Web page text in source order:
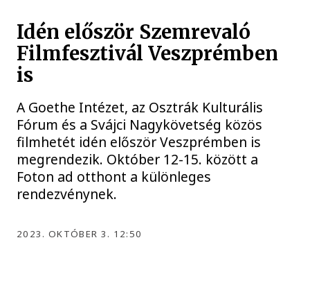
Idén először Szemrevaló
Filmfesztivál Veszprémben
is
A Goethe Intézet, az Osztrák Kulturális
Fórum és a Svájci Nagykövetség közös
filmhetét idén először Veszprémben is
megrendezik. Október 12-15. között a
Foton ad otthont a különleges
rendezvénynek.
2023. OKTÓBER 3. 12:50